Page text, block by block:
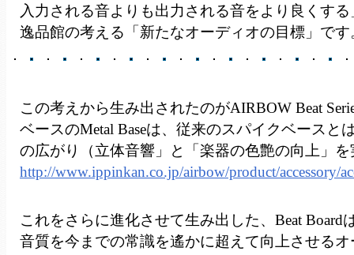
入力される音よりも出力される音をより良くす
逸品館の考える「新たなオーディオの目標」です
この考えから生み出されたのがAIRBOW Beat
ベースのMetal Baseは、従来のスパイクベースと
の広がり（立体音響」と「楽器の色艶の向上」
http://www.ippinkan.co.jp/airbow/product/accessory/
これをさらに進化させて生み出した、Beat Board
音質を今までの常識を遙かに超えて向上させる